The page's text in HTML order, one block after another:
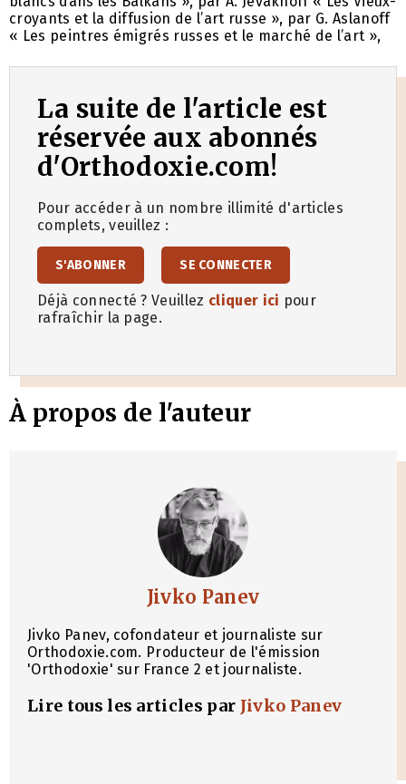
croyants et la diffusion de l’art russe », par G. Aslanoff
« Les peintres émigrés russes et le marché de l’art »,
La suite de l'article est
réservée aux abonnés
d'Orthodoxie.com!
Pour accéder à un nombre illimité d'articles
complets, veuillez :
S'ABONNER SE CONNECTER
Déjà connecté ? Veuillez cliquer ici pour
rafraîchir la page.
À propos de l'auteur
Jivko Panev
Jivko Panev, cofondateur et journaliste sur
Orthodoxie.com. Producteur de l'émission
'Orthodoxie' sur France 2 et journaliste.
Lire tous les articles par Jivko Panev